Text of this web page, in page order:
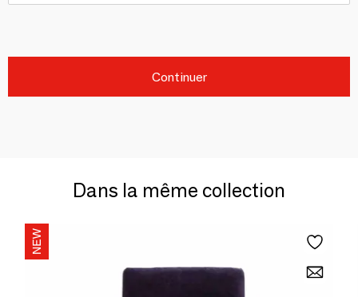
Continuer
Dans la même collection